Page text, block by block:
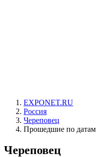
EXPONET.RU
Россия
Череповец
Прошедшие по датам
Череповец